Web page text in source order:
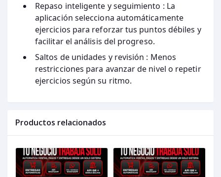
Repaso inteligente y seguimiento : La
aplicación selecciona automáticamente
ejercicios para reforzar tus puntos débiles y
facilitar el análisis del progreso.
Saltos de unidades y revisión : Menos
restricciones para avanzar de nivel o repetir
ejercicios según su ritmo.
Productos relacionados